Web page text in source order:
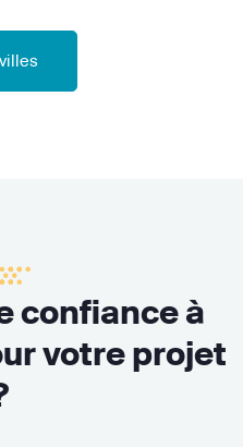
confiance à
votre projet